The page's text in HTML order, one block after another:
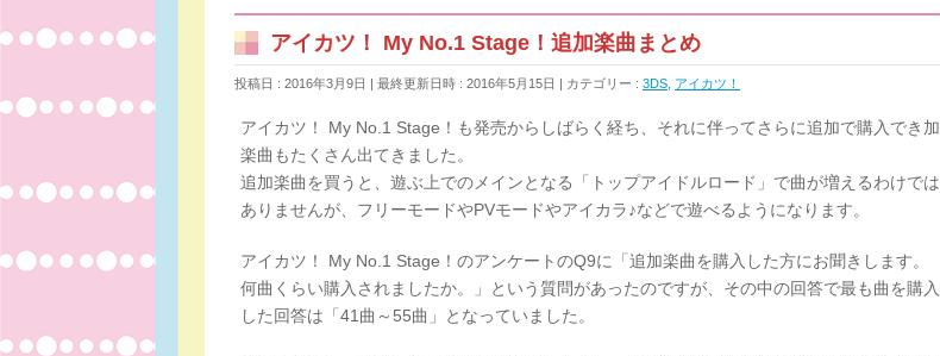
アイカツ！ My No.1 Stage！追加楽曲まとめ
投稿日 : 2016年3月9日 最終更新日時 : 2016年5月15日 カテゴリー : 3DS アイカツ！
アイカツ！ My No.1 Stage！も発売からしばらく経ち、それに伴ってさらに追加で購入でき加
楽曲もたくさん出てきました。
追加楽曲を買うと、遊ぶ上でのメインとなる「トップアイドルロード」で曲が増えるわけでは
ありませんが、フリーモードやPVモードやアイカラ♪などで遊べるようになります。
アイカツ！ My No.1 Stage！のアンケートのQ9に「追加楽曲を購入した方にお聞きします。
何曲くらい購入されましたか。」という質問があったのですが、その中の回答で最も曲を購入
した回答は「41曲～55曲」となっていました。